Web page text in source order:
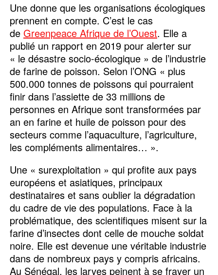
Une donne que les organisations écologiques
prennent en compte. C’est le cas
de Greenpeace Afrique de l’Ouest. Elle a
publié un rapport en 2019 pour alerter sur
« le désastre socio-écologique » de l’industrie
de farine de poisson. Selon l’ONG « plus
500.000 tonnes de poissons qui pourraient
finir dans l’assiette de 33 millions de
personnes en Afrique sont transformées par
an en farine et huile de poisson pour des
secteurs comme l’aquaculture, l’agriculture,
les compléments alimentaires… ».
Une « surexploitation » qui profite aux pays
européens et asiatiques, principaux
destinataires et sans oublier la dégradation
du cadre de vie des populations. Face à la
problématique, des scientifiques misent sur la
farine d’insectes dont celle de mouche soldat
noire. Elle est devenue une véritable industrie
dans de nombreux pays y compris africains.
Au Sénégal, les larves peinent à se frayer un